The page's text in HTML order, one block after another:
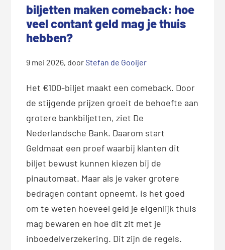
biljetten maken comeback: hoe
veel contant geld mag je thuis
hebben?
9 mei 2026, doorStefan de Gooijer
Het €100-biljet maakt een comeback. Door
de stijgende prijzen groeit de behoefte aan
grotere bankbiljetten, ziet De
Nederlandsche Bank. Daarom start
Geldmaat een proef waarbij klanten dit
biljet bewust kunnen kiezen bij de
pinautomaat. Maar als je vaker grotere
bedragen contant opneemt, is het goed
om te weten hoeveel geld je eigenlijk thuis
mag bewaren en hoe dit zit met je
inboedelverzekering. Dit zijn de regels.